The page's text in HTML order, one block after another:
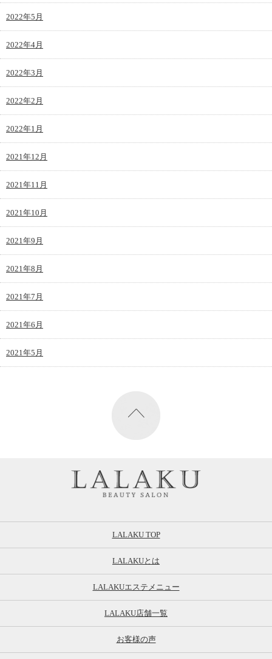
2022年5月
2022年4月
2022年3月
2022年2月
2022年1月
2021年12月
2021年11月
2021年10月
2021年9月
2021年8月
2021年7月
2021年6月
2021年5月
LALAKU TOP
LALAKUとは
LALAKUエステメニュー
LALAKU店舗一覧
お客様の声